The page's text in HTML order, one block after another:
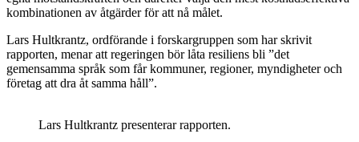
kombinationen av åtgärder för att nå målet.
Lars Hultkrantz, ordförande i forskargruppen som har skrivit
rapporten, menar att regeringen bör låta resiliens bli ”det
gemensamma språk som får kommuner, regioner, myndigheter och
företag att dra åt samma håll”.
Lars Hultkrantz presenterar rapporten.